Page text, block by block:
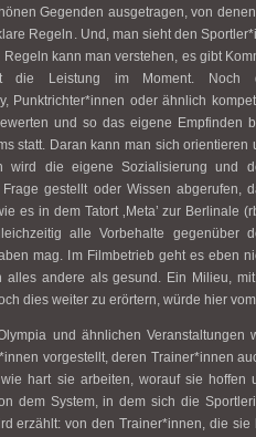
Gegenden ausgetragen, von
Regeln. Und, man sieht den
kann man verstehen, es gibt
die Leistung im Moment. Noch
Punktrichter*innen oder ähnlich
und so das eigene Empfinden
statt. Daran kann man sich orientieren
wird die eigene Sozialisierung und
gestellt oder Wissen abgerufen,
es in dem Tatort ‚Meta’ zur Berlinale
alle Vorbehalte gegenüber
mag. Im Filmbetrieb geht es eben
alles andere als gesund. Ein Milieu,
dies weiter zu erörtern, würde hier
und ähnlichen Veranstaltungen
vorgestellt, deren Trainer*innen
hart sie arbeiten, worauf sie hoffen
dem System, in dem sich die
erzählt: von den Trainer*innen, die sie